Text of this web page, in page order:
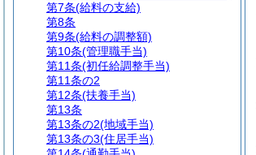
第7条(給料の支給)
第8条
第9条(給料の調整額)
第10条(管理職手当)
第11条(初任給調整手当)
第11条の2
第12条(扶養手当)
第13条
第13条の2(地域手当)
第13条の3(住居手当)